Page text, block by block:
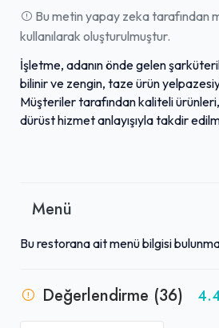
Bu metin yapay zeka tarafından
kullanılarak oluşturulmuştur.
İşletme, adanın önde gelen
bilinir ve zengin, taze ürün
Müşteriler tarafından kaliteli
dürüst hizmet anlayışıyla takdir
bünyesindeki kahvaltı salonu,
edilmektedir. Hem günlük
Menü
Bu restorana ait menü bilgisi
Değerlendirme (36)